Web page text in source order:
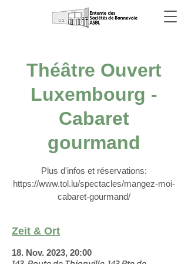
Théâtre Ouvert
Luxembourg -
Cabaret
gourmand
Plus d'infos et réservations:
https://www.tol.lu/spectacles/mangez-moi-
cabaret-gourmand/
Zeit & Ort
18. Nov. 2023, 20:00